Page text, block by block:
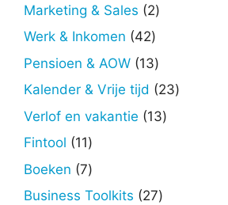
Marketing & Sales 22
Werk & Inkomen 4242
producten
Pensioen & AOW 1313
producten
Kalender & Vrije tijd 2323
Verlof en vakantie 1313
Fintool 1111
producten
Boeken 77
producten
Business Toolkits 2727